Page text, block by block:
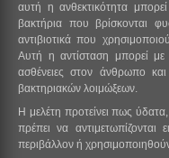
αυτή η ανθεκτικότητα
βακτήρια που βρίσκονται
αντιβιοτικά που
Αυτή η αντίσταση μπορεί
ασθένειες στον άνθρωπο
βακτηριακών λοιμώξεων.
Η μελέτη προτείνει πως
πρέπει να αντιμετωπίζονται
περιβάλλον ή